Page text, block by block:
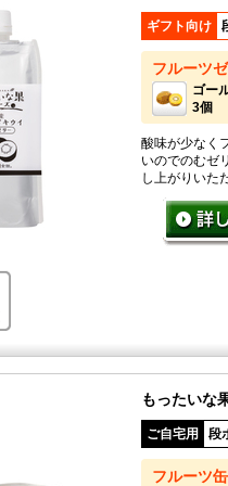
ード無料
ギフト向け
フルーツ
ゴー
3個
酸味が少なく
いのでのむゼ
し上がりいた
もったいな
ご自宅用 段
フルーツ